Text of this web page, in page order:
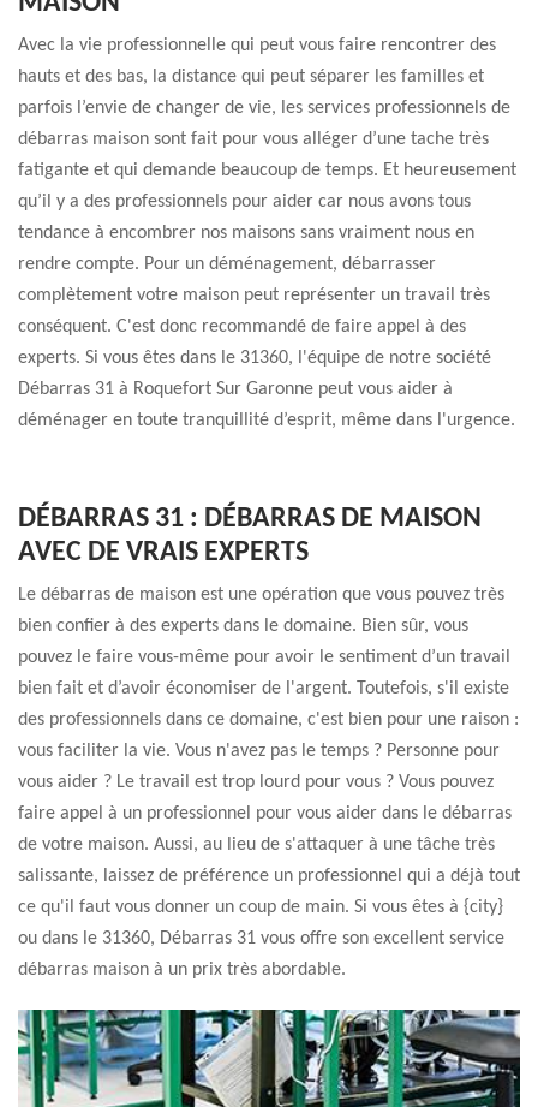
Avec la vie professionnelle qui peut vous faire rencontrer des
hauts et des bas, la distance qui peut séparer les familles et
parfois l’envie de changer de vie, les services professionnels de
débarras maison sont fait pour vous alléger d’une tache très
fatigante et qui demande beaucoup de temps. Et heureusement
qu’il y a des professionnels pour aider car nous avons tous
tendance à encombrer nos maisons sans vraiment nous en
rendre compte. Pour un déménagement, débarrasser
complètement votre maison peut représenter un travail très
conséquent. C'est donc recommandé de faire appel à des
experts. Si vous êtes dans le 31360, l'équipe de notre société
Débarras 31 à Roquefort Sur Garonne peut vous aider à
déménager en toute tranquillité d’esprit, même dans l'urgence.
DÉBARRAS 31 : DÉBARRAS DE MAISON
AVEC DE VRAIS EXPERTS
Le débarras de maison est une opération que vous pouvez très
bien confier à des experts dans le domaine. Bien sûr, vous
pouvez le faire vous-même pour avoir le sentiment d’un travail
bien fait et d’avoir économiser de l'argent. Toutefois, s'il existe
des professionnels dans ce domaine, c'est bien pour une raison :
vous faciliter la vie. Vous n'avez pas le temps ? Personne pour
vous aider ? Le travail est trop lourd pour vous ? Vous pouvez
faire appel à un professionnel pour vous aider dans le débarras
de votre maison. Aussi, au lieu de s'attaquer à une tâche très
salissante, laissez de préférence un professionnel qui a déjà tout
ce qu'il faut vous donner un coup de main. Si vous êtes à {city}
ou dans le 31360, Débarras 31 vous offre son excellent service
débarras maison à un prix très abordable.